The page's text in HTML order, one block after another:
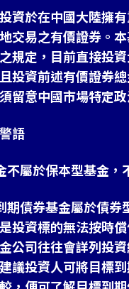
資於在中國大陸擁
交易之有價證券。
規定，目前直接投
投資前述有價證券
留意中國市場特定
語
不屬於保本型基金，
期債券基金屬於債
投資標的無法按時
公司往往會詳列投
議投資人可將目標